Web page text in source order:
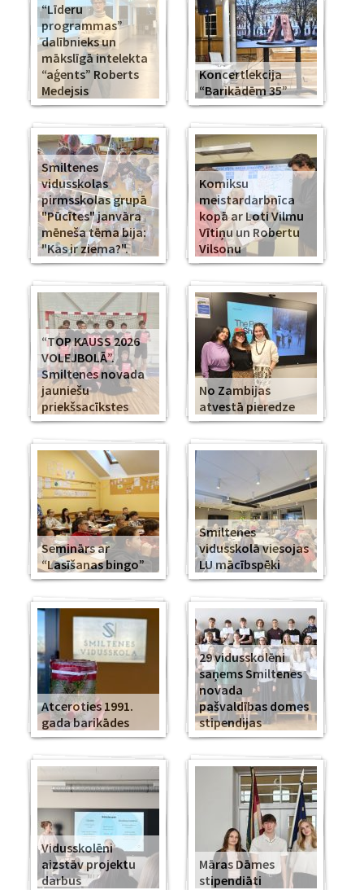
“Līderu
programmas”
dalībnieks un
mākslīgā intelekta
“aģents” Roberts
Medejsis
Koncertlekcija
“Barikādēm 35”
Smiltenes
vidusskolas
pirmsskolas grupā
"Pūcītes" janvāra
mēneša tēma bija:
"Kas ir ziema?".
Komiksu
meistardarbnīca
kopā ar Loti Vilmu
Vītiņu un Robertu
Vilsonu
“TOP KAUSS 2026
VOLEJBOLĀ”.
Smiltenes novada
jauniešu
priekšsacīkstes
No Zambijas
atvestā pieredze
Seminārs ar
“Lasīšanas bingo”
Smiltenes
vidusskolā viesojas
LU mācībspēki
Atceroties 1991.
gada barikādes
29 vidusskolēni
saņems Smiltenes
novada
pašvaldības domes
stipendijas
Vidusskolēni
aizstāv projektu
darbus
Māras Dāmes
stipendiāti